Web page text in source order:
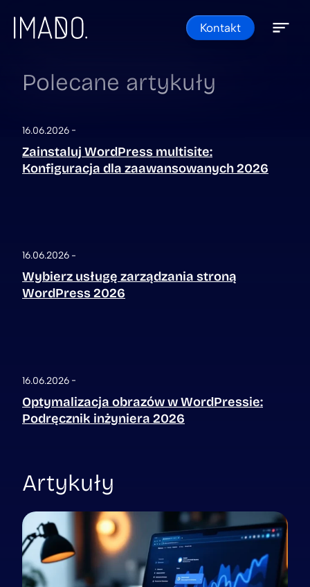
Kontakt
Polecane artykuły
16.06.2026
Zainstaluj WordPress multisite:
Konfiguracja dla zaawansowanych 2026
16.06.2026
Wybierz usługę zarządzania stroną
WordPress 2026
16.06.2026
Optymalizacja obrazów w WordPressie:
Podręcznik inżyniera 2026
Artykuły